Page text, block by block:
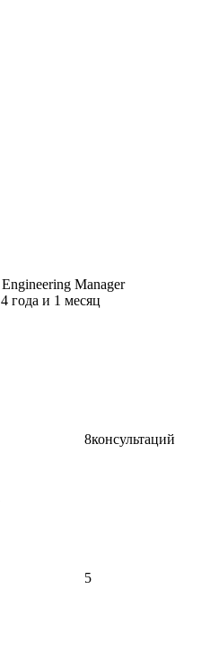
Engineering Manager
4 года и 1 месяц
8консультаций
5